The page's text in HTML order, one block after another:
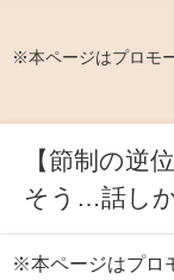
※本ページはプロモ
【節制の逆
そう…話し
※本ページはプロ